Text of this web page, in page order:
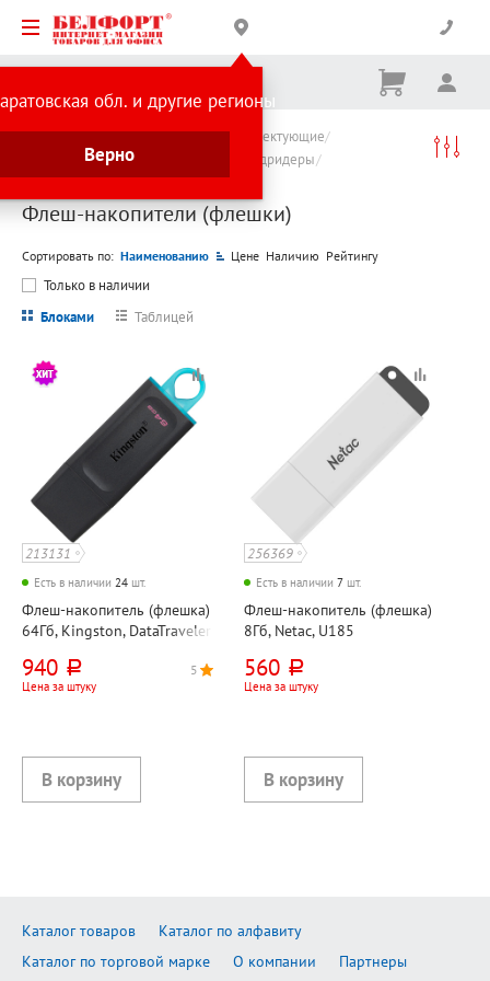
обл. и другие регионы
Верно
Корзина
Ничего
Каталог товаров Компьютеры и комплектующие
Флеш-накопители, карты памяти и кардридеры
Флеш-накопители (флешки)
Флеш-накопители (флешки)
Сортировать по: Наименованию Цене Наличию Рейтингу
Только в наличии
Блоками
Таблицей
213131
Есть в наличии 24 шт.
Флеш-накопитель (флешка)
64Гб, Kingston, DataTraveler
940 руб.
Цена за штуку
5
256369
Есть в наличии 7 шт.
Флеш-накопитель (флешка)
8Гб, Netac, U185
USB 2.0, белый
560 руб.
Цена за штуку
Каталог товаров
Каталог по алфавиту
Каталог по торговой марке
О компании Партнеры